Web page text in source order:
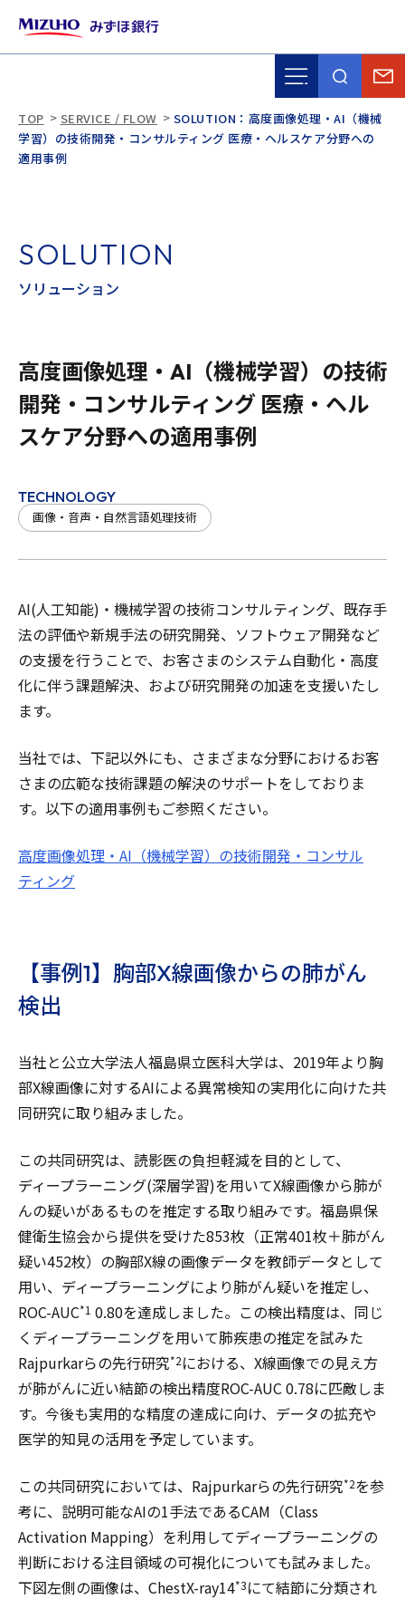
TOP SERVICE / FLOW
SOLUTION：高度画像処理・AI（機械
学習）の技術開発・コンサルティング 医療・ヘルスケア分野への
適用事例
SOLUTION
ソ リ ューショ ン
高度画像処理・AI（機械学習）の技術
開発・コンサルティング 医療・ヘル
スケア分野への適用事例
TECHNOLOGY
画像・音声・自然言語処理技術
AI(人工知能)・機械学習の技術コンサルティング、既存手
法の評価や新規手法の研究開発、ソフトウェア開発など
の支援を行うことで、お客さまのシステム自動化・高度
化に伴う課題解決、および研究開発の加速を支援いたし
ます。
当社では、下記以外にも、さまざまな分野におけるお客
さまの広範な技術課題の解決のサポートをしておりま
す。以下の適用事例もご参照ください。
高度画像処理・AI（機械学習）の技術開発・コンサル
ティング
【事例1】胸部X線画像からの肺がん
検出
当社と公立大学法人福島県立医科大学は、2019年より胸
部X線画像に対するAIによる異常検知の実用化に向けた共
同研究に取り組みました。
この共同研究は、読影医の負担軽減を目的として、
ディープラーニング(深層学習)を用いてX線画像から肺が
んの疑いがあるものを推定する取り組みです。福島県保
健衛生協会から提供を受けた853枚（正常401枚＋肺がん
疑い452枚）の胸部X線の画像データを教師データとして
用い、ディープラーニングにより肺がん疑いを推定し、
ROC-AUC*1 0.80を達成しました。この検出精度は、同じ
くディープラーニングを用いて肺疾患の推定を試みた
Rajpurkarらの先行研究*2における、X線画像での見え方
が肺がんに近い結節の検出精度ROC-AUC 0.78に匹敵しま
す。今後も実用的な精度の達成に向け、データの拡充や
医学的知見の活用を予定しています。
この共同研究においては、Rajpurkarらの先行研究*2を参
考に、説明可能なAIの1手法であるCAM（Class
Activation Mapping）を利用してディープラーニングの
判断における注目領域の可視化についても試みました。
下図左側の画像は、ChestX-ray14*3にて結節に分類され